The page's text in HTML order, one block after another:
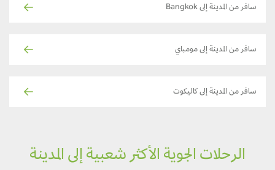
سافر من المدينة إلى Bangkok
سافر من المدينة إلى مومباي
سافر من المدينة إلى كاليكوت
الرحلات الجوية الأكثر شعبية إلى المدينة